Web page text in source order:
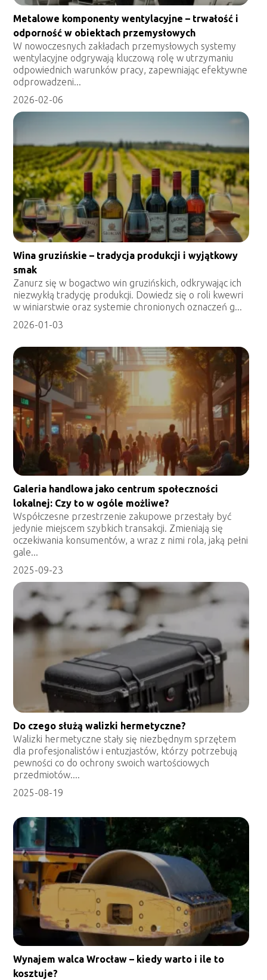
Metalowe komponenty wentylacyjne – trwałość i
odporność w obiektach przemysłowych
W nowoczesnych zakładach przemysłowych systemy
wentylacyjne odgrywają kluczową rolę w utrzymaniu
odpowiednich warunków pracy, zapewniając efektywne
odprowadzeni...
2026-02-06
Wina gruzińskie – tradycja produkcji i wyjątkowy
smak
Zanurz się w bogactwo win gruzińskich, odkrywając ich
niezwykłą tradycję produkcji. Dowiedz się o roli kwewri
w winiarstwie oraz systemie chronionych oznaczeń g...
2026-01-03
Galeria handlowa jako centrum społeczności
lokalnej: Czy to w ogóle możliwe?
Współczesne przestrzenie zakupowe przestały być
jedynie miejscem szybkich transakcji. Zmieniają się
oczekiwania konsumentów, a wraz z nimi rola, jaką pełni
gale...
2025-09-23
Do czego służą walizki hermetyczne?
Walizki hermetyczne stały się niezbędnym sprzętem
dla profesjonalistów i entuzjastów, którzy potrzebują
pewności co do ochrony swoich wartościowych
przedmiotów....
2025-08-19
Wynajem walca Wrocław – kiedy warto i ile to
kosztuje?